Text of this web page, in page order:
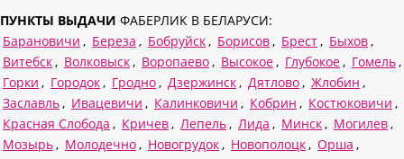
ПУНКТЫ ВЫДАЧИ ФАБЕРЛИК В БЕЛАРУСИ:
Барановичи , Береза , Бобруйск , Борисов , Брест , Быхов ,
Витебск , Волковыск , Воропаево , Высокое , Глубокое , Гомель ,
Горки , Городок , Гродно , Дзержинск , Дятлово , Жлобин ,
Заславль , Ивацевичи , Калинковичи , Кобрин , Костюковичи ,
Красная Слобода , Кричев , Лепель , Лида , Минск , Могилев ,
Мозырь , Молодечно , Новогрудок , Новополоцк , Орша ,